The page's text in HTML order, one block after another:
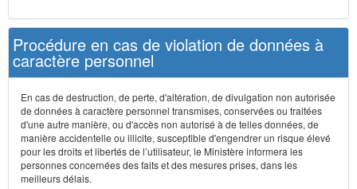
Procédure en cas de violation de données à
caractère personnel
En cas de destruction, de perte, d'altération, de divulgation non autorisée
de données à caractère personnel transmises, conservées ou traitées
d'une autre manière, ou d'accès non autorisé à de telles données, de
manière accidentelle ou illicite, susceptible d'engendrer un risque élevé
pour les droits et libertés de l’utilisateur, le Ministère informera les
personnes concernées des faits et des mesures prises, dans les
meilleurs délais.